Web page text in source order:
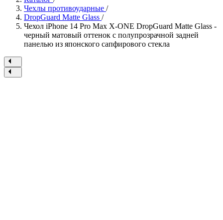
Чехлы противоударные /
DropGuard Matte Glass /
Чехол iPhone 14 Pro Max X-ONE DropGuard Matte Glass -
черный матовый оттенок с полупрозрачной задней
панелью из японского сапфирового стекла